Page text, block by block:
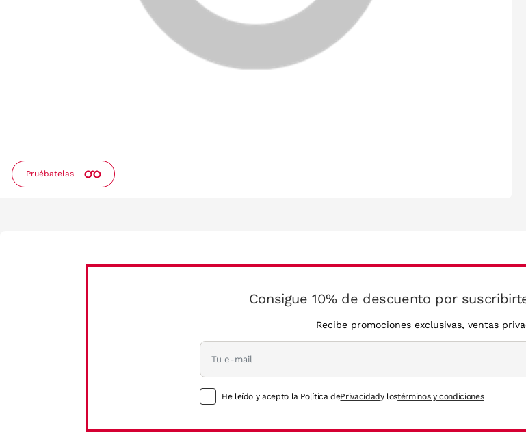
Pruébatelas
Consigue 10% de descuento por
Recibe promociones exclusivas, ventas
He leído y acepto la Política dePrivacidady lostérminos y condiciones